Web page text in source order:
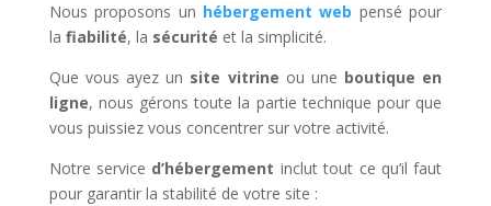
Nous proposons un hébergement web pensé pour
la fiabilité, la sécurité et la simplicité.
Que vous ayez un site vitrine ou une boutique en
ligne, nous gérons toute la partie technique pour que
vous puissiez vous concentrer sur votre activité.
Notre service d’hébergement inclut tout ce qu’il faut
pour garantir la stabilité de votre site :